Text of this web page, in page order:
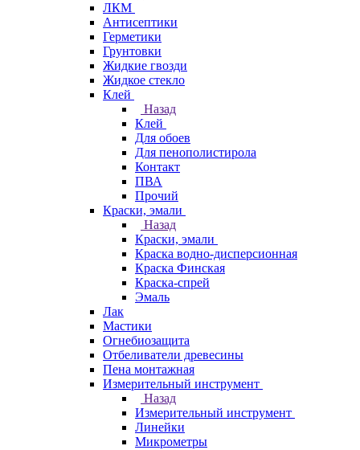
ЛКМ
Антисептики
Герметики
Грунтовки
Жидкие гвозди
Жидкое стекло
Клей
Назад
Клей
Для обоев
Для пенополистирола
Контакт
ПВА
Прочий
Краски, эмали
Назад
Краски, эмали
Краска водно-дисперсионная
Краска Финская
Краска-спрей
Эмаль
Лак
Мастики
Огнебиозащита
Отбеливатели древесины
Пена монтажная
Измерительный инструмент
Назад
Измерительный инструмент
Линейки
Микрометры